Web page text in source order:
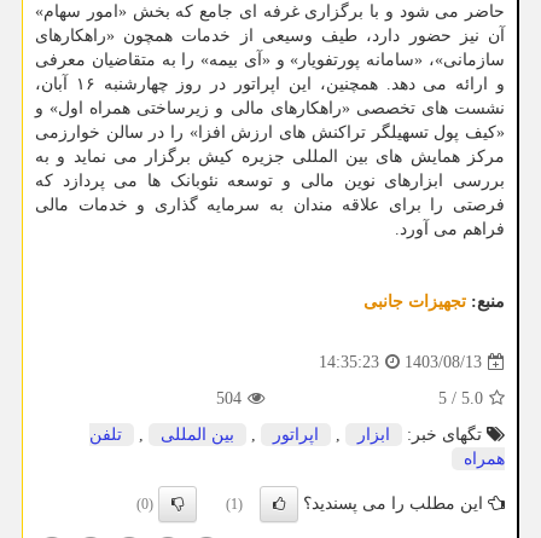
حاضر می شود و با برگزاری غرفه ای جامع که بخش «امور سهام»
آن نیز حضور دارد، طیف وسیعی از خدمات همچون «راهکارهای
سازمانی»، «سامانه پورتفویار» و «آی بیمه» را به متقاضیان معرفی
و ارائه می دهد. همچنین، این اپراتور در روز چهارشنبه ۱۶ آبان،
نشست های تخصصی «راهکارهای مالی و زیرساختی همراه اول» و
«کیف پول تسهیلگر تراکنش های ارزش افزا» را در سالن خوارزمی
مرکز همایش های بین المللی جزیره کیش برگزار می نماید و به
بررسی ابزارهای نوین مالی و توسعه نئوبانک ها می پردازد که
فرصتی را برای علاقه مندان به سرمایه گذاری و خدمات مالی
فراهم می آورد.
منبع: تجهیزات جانبی
1403/08/13
14:35:23
5.0
/
5
504
تگهای خبر:
ابزار , اپراتور , بین المللی ,
تلفن
همراه
این مطلب را می پسندید؟ (1)
(0)